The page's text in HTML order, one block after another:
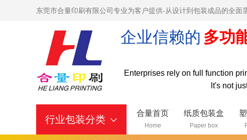
东莞市合量印刷有限公司专业为客户提供-从设计到包装成品的全面
企业信赖的 多功
Enterprises rely on full function
lt's not
行业包装分类
合量首页
Home
纸质包装盒
Paper box